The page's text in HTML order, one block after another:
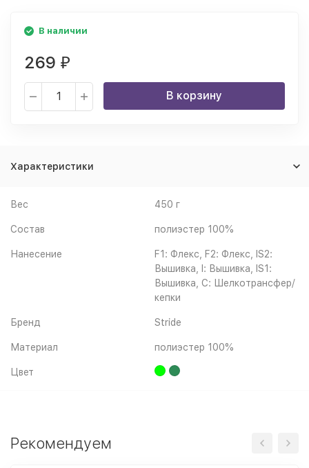
В наличии
269 ₽
В корзину
Характеристики
Вес 450 г
Состав полиэстер 100%
Нанесение
F1: Флекс, F2: Флекс, IS2:
Вышивка, I: Вышивка, IS1:
Вышивка, C: Шелкотрансфер/
кепки
Бренд Stride
Материал полиэстер 100%
Цвет
Рекомендуем